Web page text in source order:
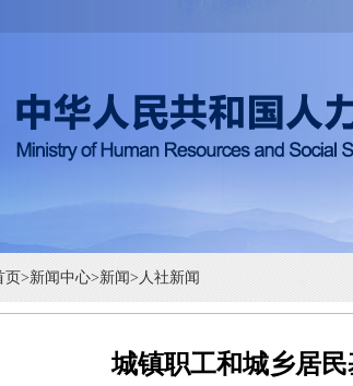
页>新闻中心>新闻> 人社新闻
城镇职工和城乡居